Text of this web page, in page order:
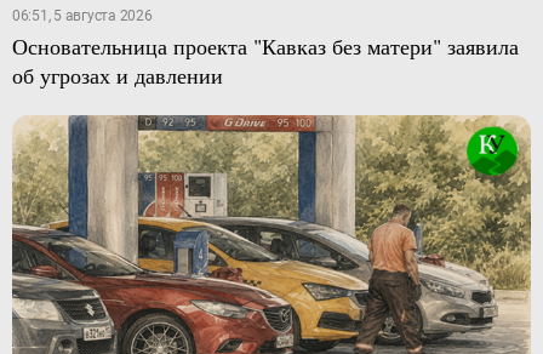
06:51, 5 августа 2026
Основательница проекта "Кавказ без матери" заявила
об угрозах и давлении